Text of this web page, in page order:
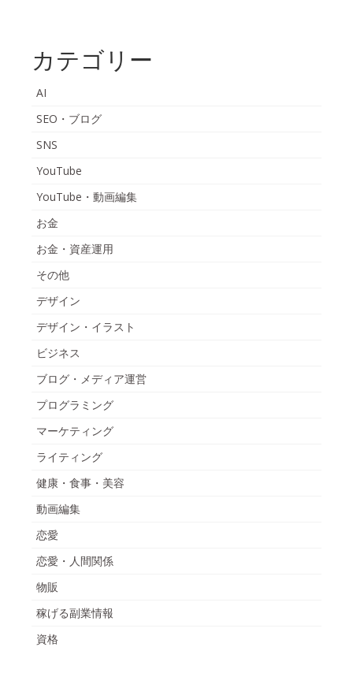
カテゴリー
AI
SEO・ブログ
SNS
YouTube
YouTube・動画編集
お金
お金・資産運用
その他
デザイン
デザイン・イラスト
ビジネス
ブログ・メディア運営
プログラミング
マーケティング
ライティング
健康・食事・美容
動画編集
恋愛
恋愛・人間関係
物販
稼げる副業情報
資格